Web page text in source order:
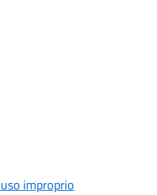
improprio